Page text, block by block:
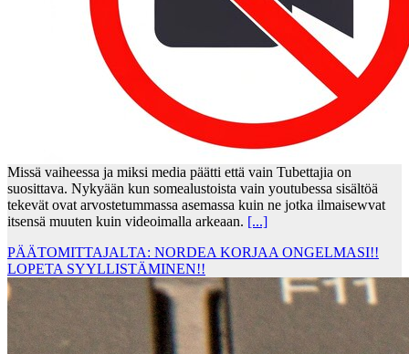
Missä vaiheessa ja miksi media päätti että vain Tubettajia on
suosittava. Nykyään kun somealustoista vain youtubessa sisältöä
tekevät ovat arvostetummassa asemassa kuin ne jotka ilmaisewvat
itsensä muuten kuin videoimalla arkeaan. [...]
PÄÄTOMITTAJALTA: NORDEA KORJAA ONGELMASI!!
LOPETA SYYLLISTÄMINEN!!